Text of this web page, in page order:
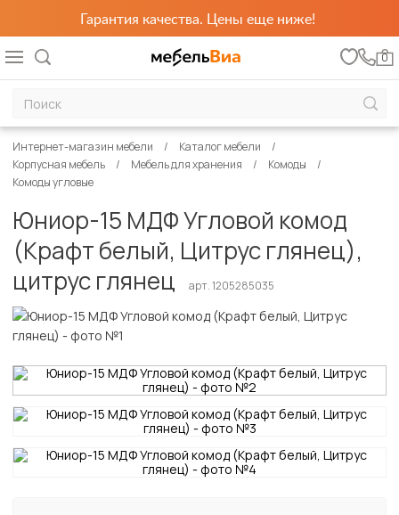
Гарантия качества. Цены еще ниже!
0
Интернет-магазин мебели
Каталог мебели
Корпусная мебель
Мебель для хранения
Комоды
Комоды угловые
Юниор-15 МДФ Угловой комод
(Крафт белый, Цитрус глянец),
цитрус глянец
арт. 1205285035